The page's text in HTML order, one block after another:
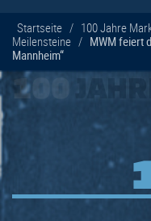
Startseite / 100 Jahre
Meilensteine / MWM feiert
Mannheim“
100